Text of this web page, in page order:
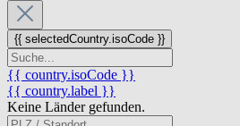
{{ selectedCountry.isoCode }}
{{ country.isoCode }}
{{ country.label }}
Keine Länder gefunden.